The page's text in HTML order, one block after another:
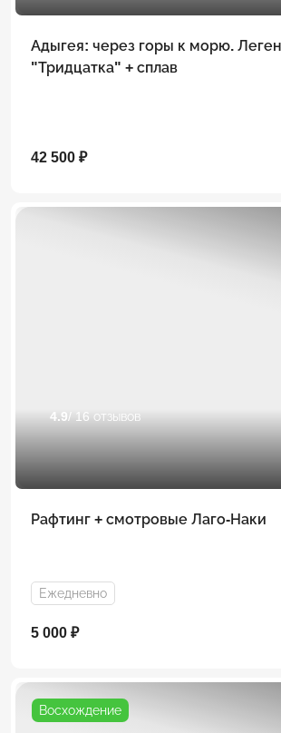
Адыгея: через горы к морю.
"Тридцатка" + сплав
42 500 ₽
4.9 / 16 отзывов
Рафтинг + смотровые Лаго-Наки
Ежедневно
5 000 ₽
Восхождение